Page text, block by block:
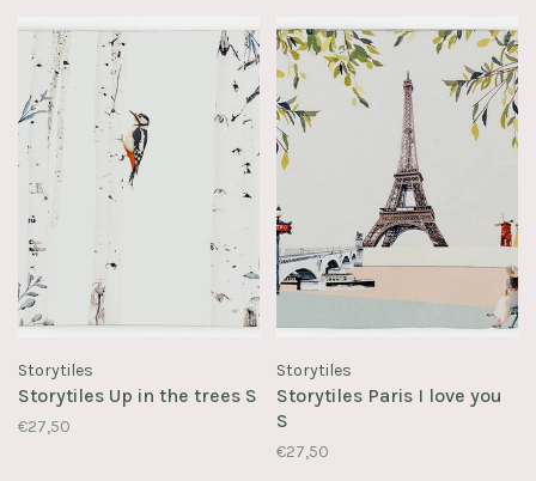
Storytiles
Storytiles Up in the trees S
€27,50
Storytiles
Storytiles Paris I love you
S
€27,50